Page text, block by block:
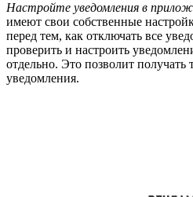
Настройте уведомления в
имеют свои собственные
перед тем, как отключать все
проверить и настроить
отдельно. Это позволит
уведомления.